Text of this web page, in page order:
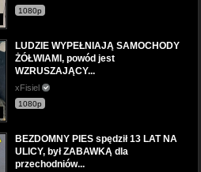
1080p
LUDZIE WYPEŁNIAJĄ SAMOCHODY
ŻÓŁWIAMI, powód jest
WZRUSZAJĄCY...
xFisiel
1080p
BEZDOMNY PIES spędził 13 LAT NA
ULICY, był ZABAWKĄ dla
przechodniów...